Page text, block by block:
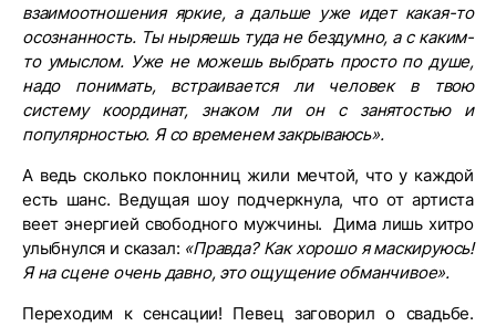
взаимоотношения яркие, а дальше уже идет какая-то
осознанность. Ты ныряешь туда не бездумно, а с каким-
то умыслом. Уже не можешь выбрать просто по душе,
надо понимать, встраивается ли человек в твою
систему координат, знаком ли он с занятостью и
популярностью. Я со временем закрываюсь».
А ведь сколько поклонниц жили мечтой, что у каждой
есть шанс. Ведущая шоу подчеркнула, что от артиста
веет энергией свободного мужчины. Дима лишь хитро
улыбнулся и сказал: «Правда? Как хорошо я маскируюсь!
Я на сцене очень давно, это ощущение обманчивое».
Переходим к сенсации! Певец заговорил о свадьбе.